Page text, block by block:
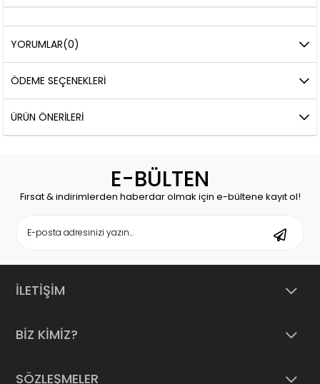
YORUMLAR(0)
ÖDEME SEÇENEKLERI
ÜRÜN ÖNERILERI
E-BÜLTEN
Fırsat & indirimlerden haberdar olmak için e-bültene kayıt ol!
İLETİŞİM
BİZ KİMİZ?
SÖZLEŞMELER